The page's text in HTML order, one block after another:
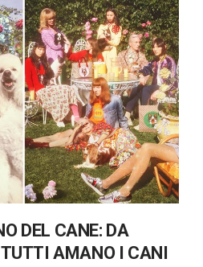
DEL CANE: DA
AMANO I CANI